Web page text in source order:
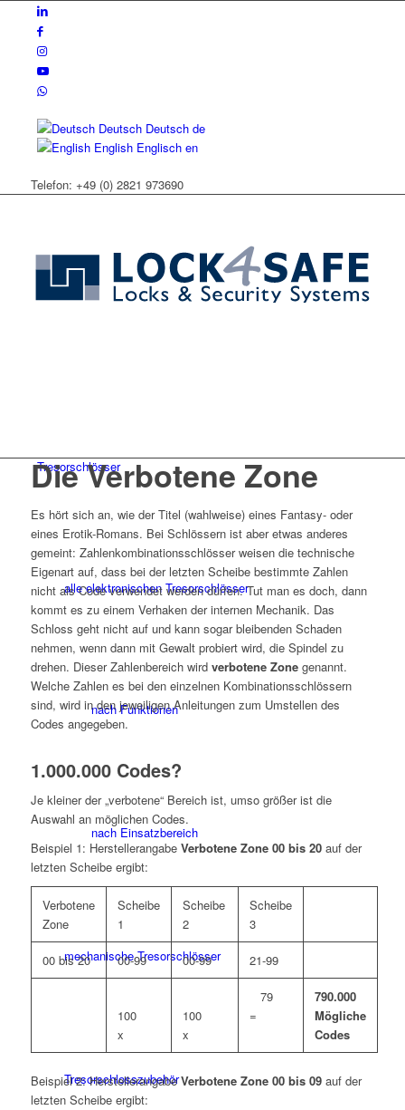
Deutsch Deutsch de
English Englisch en
Telefon: +49 (0) 2821 973690
Tresorschlösser
alle elektronischen Tresorschlösser
nach Funktionen
nach Einsatzbereich
mechanische Tresorschlösser
Tresorschlosszubehör
Die Verbotene Zone
Es hört sich an, wie der Titel (wahlweise) eines Fantasy- oder
eines Erotik-Romans. Bei Schlössern ist aber etwas anderes
gemeint: Zahlenkombinationsschlösser weisen die technische
Eigenart auf, dass bei der letzten Scheibe bestimmte Zahlen
nicht alsCodeverwendet werden dürfen. Tut man es doch, dann
kommt es zu einem Verhaken der internen Mechanik. Das
Schloss geht nicht auf und kann sogar bleibenden Schaden
nehmen, wenn dann mit Gewalt probiert wird, die Spindel zu
drehen. Dieser Zahlenbereich wird verbotene Zonegenannt.
Welche Zahlen es bei den einzelnen Kombinationsschlössern
sind, wird in den jeweiligen Anleitungen zum Umstellen des
Codes angegeben.
1.000.000 Codes?
Je kleiner der „verbotene“ Bereich ist, umso größer ist die
Auswahl an möglichen Codes.
Beispiel 1: Herstellerangabe Verbotene Zone 00 bis 20auf der
letzten Scheibe ergibt:
Verbotene
Zone
Scheibe
1
Scheibe
2
Scheibe
3
00 bis 20 00-99 00-99 21-99
100
x
100
x
79
=
790.000
Mögliche
Codes
Beispiel 2: HerstellerangabeVerbotene Zone 00 bis 09auf der
letzten Scheibe ergibt: